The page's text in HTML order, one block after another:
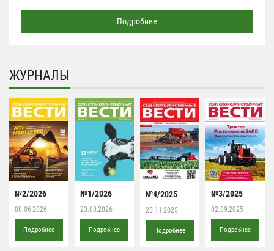
Подробнее
ЖУРНАЛЫ
№2/2026
08.06.2026
Подробнее
№1/2026
23.03.2026
Подробнее
№4/2025
25.11.2025
Подробнее
№3/2025
02.09.2025
Подробнее